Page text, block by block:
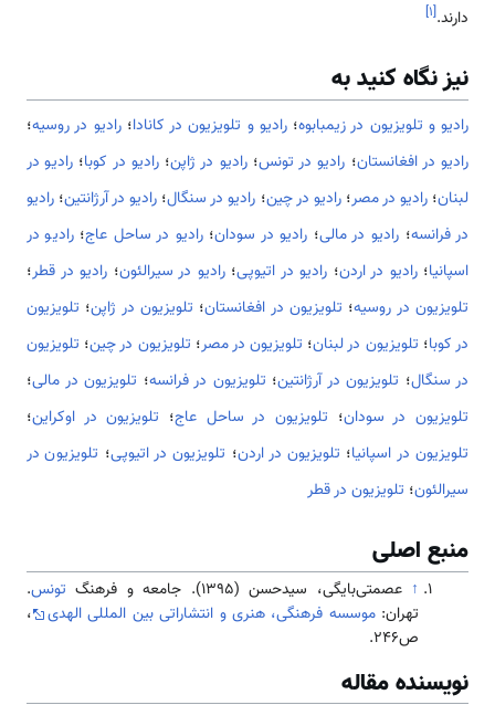
دارند.[۱]
نیز نگاه کنید به
رادیو و تلویزیون در زیمبابوه؛رادیو و تلویزیون در کانادا؛رادیو در روسیه؛
رادیو در افغانستان؛ رادیو در تونس؛رادیو در ژاپن؛رادیو در کوبا؛ رادیو در
لبنان؛رادیو در مصر؛رادیو در چین؛ رادیو در سنگال؛ رادیو در آرژانتین؛ رادیو
در فرانسه؛رادیو در مالی؛ رادیو در سودان؛رادیو در ساحل عاج؛رادیو در
اسپانیا؛رادیو در اردن؛ رادیو در اتیوپی؛رادیو در سیرالئون؛ رادیو در قطر؛
تلویزیون در روسیه؛ تلویزیون در افغانستان؛ تلویزیون در ژاپن؛ تلویزیون
در کوبا؛ تلویزیون در لبنان؛ تلویزیون در مصر؛ تلویزیون در چین؛ تلویزیون
در سنگال؛ تلویزیون در آرژانتین؛ تلویزیون در فرانسه؛ تلویزیون در مالی؛
تلویزیون در سودان؛ تلویزیون در ساحل عاج؛ تلویزیون در اوکراین؛
تلویزیون در اسپانیا؛ تلویزیون در اردن؛ تلویزیون در اتیوپی؛ تلویزیون در
سیرالئون؛ تلویزیون در قطر
منبع اصلی
↑ عصمتی‌بایگی، سیدحسن (1395). جامعه و فرهنگ تونس.
تهران:موسسه فرهنگی، هنری و انتشاراتی بین المللی الهدی
،
ص246.
نویسنده مقاله